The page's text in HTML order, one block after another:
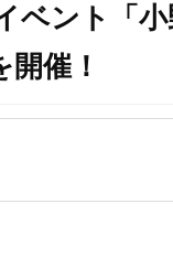
ベント「
催！